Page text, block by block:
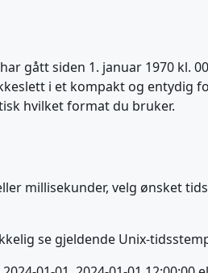
gått siden 1. januar 1970 kl.
i et kompakt og entydig
hvilket format du bruker.
millisekunder, velg ønsket
se gjeldende Unix-